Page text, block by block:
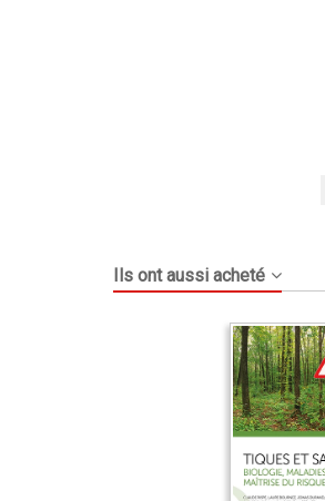
Ils ont aussi acheté